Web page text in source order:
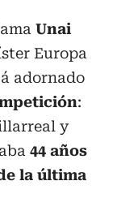
Unai
Europa
adornado
:
y
44 años
la última